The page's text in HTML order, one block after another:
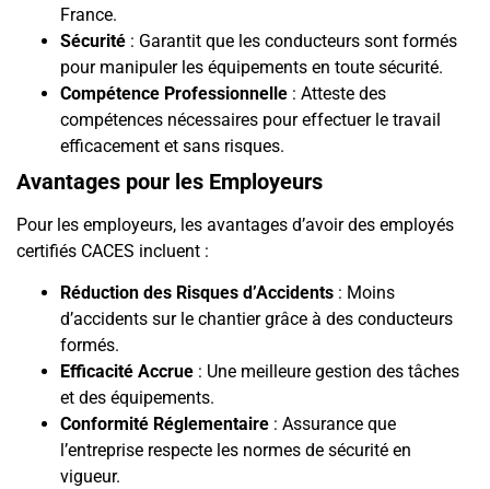
France.
Sécurité : Garantit que les conducteurs sont formés
pour manipuler les équipements en toute sécurité.
Compétence Professionnelle : Atteste des
compétences nécessaires pour effectuer le travail
efficacement et sans risques.
Avantages pour les Employeurs
Pour les employeurs, les avantages d’avoir des employés
certifiés CACES incluent :
Réduction des Risques d’Accidents : Moins
d’accidents sur le chantier grâce à des conducteurs
formés.
Efficacité Accrue : Une meilleure gestion des tâches
et des équipements.
Conformité Réglementaire : Assurance que
l’entreprise respecte les normes de sécurité en
vigueur.